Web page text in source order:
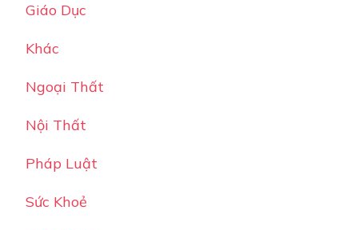
Giáo Dục
Khác
Ngoại Thất
Nội Thất
Pháp Luật
Sức Khoẻ